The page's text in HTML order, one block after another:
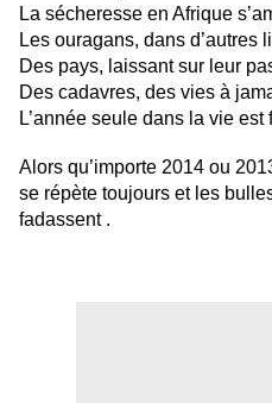
La sécheresse en Afrique
Les ouragans, dans d’autres
Des pays, laissant sur leur
Des cadavres, des vies à
L’année seule dans la vie est
Alors qu’importe 2014 ou
se répète toujours et les
fadassent .